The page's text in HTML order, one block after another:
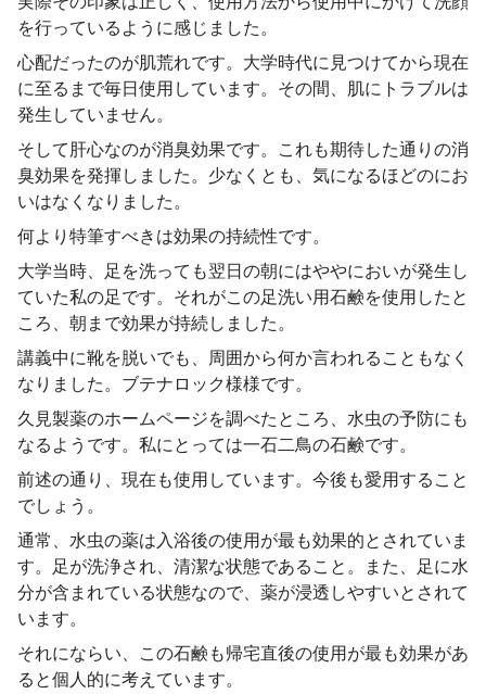
を行っているように感じました。
心配だったのが肌荒れです。大学時代に見つけてから現在
に至るまで毎日使用しています。その間、肌にトラブルは
発生していません。
そして肝心なのが消臭効果です。これも期待した通りの消
臭効果を発揮しました。少なくとも、気になるほどのにお
いはなくなりました。
何より特筆すべきは効果の持続性です。
大学当時、足を洗っても翌日の朝にはややにおいが発生し
ていた私の足です。それがこの足洗い用石鹸を使用したと
ころ、朝まで効果が持続しました。
講義中に靴を脱いでも、周囲から何か言われることもなく
なりました。ブテナロック様様です。
久見製薬のホームページを調べたところ、水虫の予防にも
なるようです。私にとっては一石二鳥の石鹸です。
前述の通り、現在も使用しています。今後も愛用すること
でしょう。
通常、水虫の薬は入浴後の使用が最も効果的とされていま
す。足が洗浄され、清潔な状態であること。また、足に水
分が含まれている状態なので、薬が浸透しやすいとされて
います。
それにならい、この石鹸も帰宅直後の使用が最も効果があ
ると個人的に考えています。